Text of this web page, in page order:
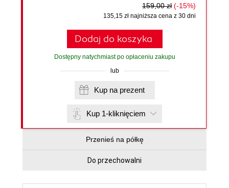
159,00 zł (-15%)
135,15 zł najniższa cena z 30 dni
Dodaj do koszyka
Dostępny natychmiast po opłaceniu zakupu
lub
Kup na prezent
Kup 1-kliknięciem
Przenieś na półkę
Do przechowalni